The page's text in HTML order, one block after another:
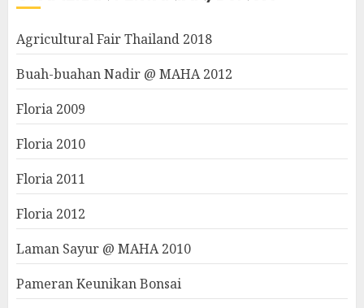
Agricultural Fair Thailand 2018
Buah-buahan Nadir @ MAHA 2012
Floria 2009
Floria 2010
Floria 2011
Floria 2012
Laman Sayur @ MAHA 2010
Pameran Keunikan Bonsai